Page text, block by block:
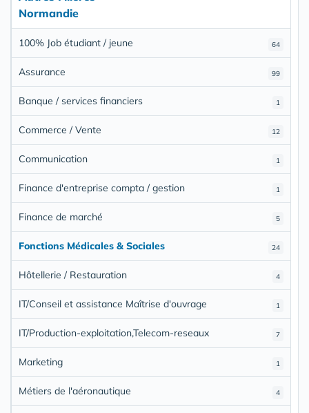
Normandie
64
100% Job étudiant / jeune
99
Assurance
1
Banque / services financiers
12
Commerce / Vente
1
Communication
1
Finance d'entreprise compta / gestion
5
Finance de marché
24
Fonctions Médicales & Sociales
4
Hôtellerie / Restauration
1
IT/Conseil et assistance Maîtrise d'ouvrage
7
IT/Production-exploitation,Telecom-reseaux
1
Marketing
4
Métiers de l'aéronautique